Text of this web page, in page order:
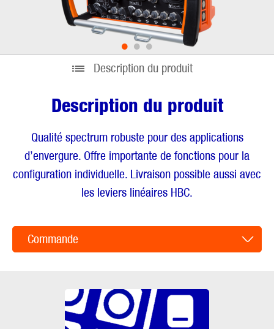
• ••
Description du produit
Description du produit
Qualité spectrum robuste pour des applications
d’envergure. Offre importante de fonctions pour la
configuration individuelle. Livraison possible aussi avec
les leviers linéaires HBC.
Commande